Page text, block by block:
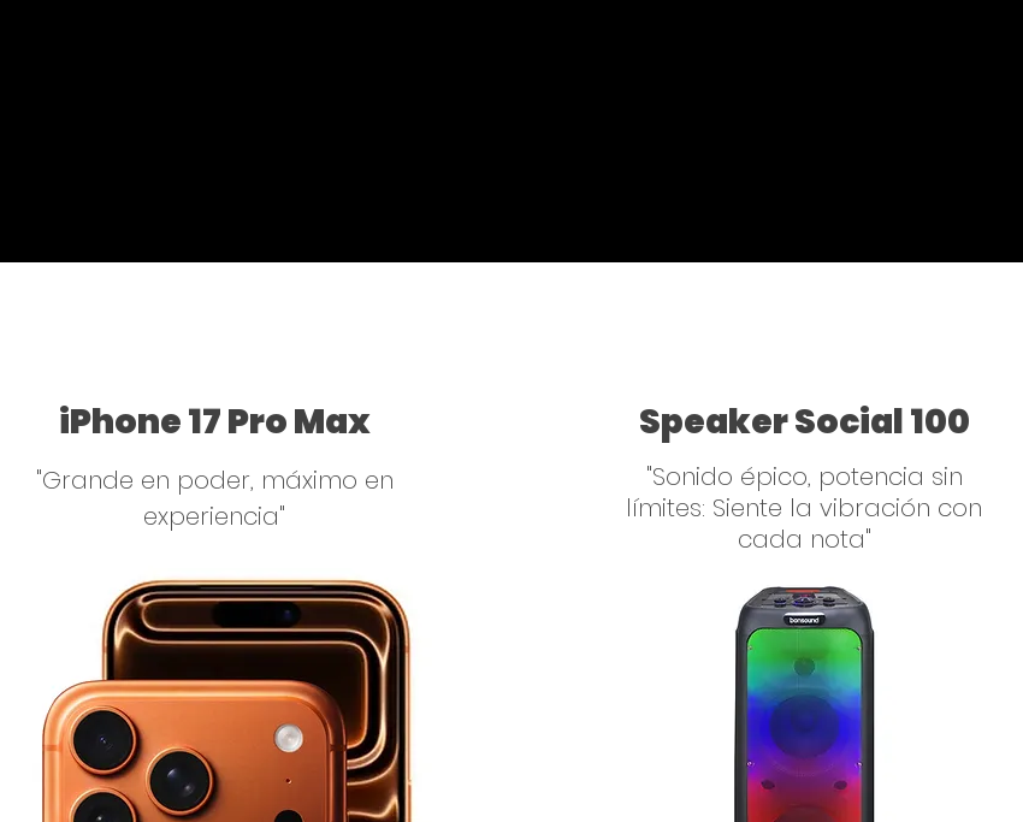
iPhone 17 Pro Max
"Grande en poder, máximo en
experiencia"
Speaker Social 100
"Sonido épico, potencia sin
límites: Siente la vibración con
cada nota"